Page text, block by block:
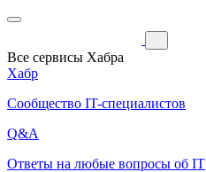
Все сервисы Хабра
Хабр
Сообщество IT-специалистов
Q&A
Ответы на любые вопросы об IT